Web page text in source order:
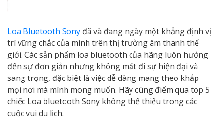
Loa Bluetooth Sony đã và đang ngày một khẳng định vị
trí vững chắc của mình trên thị trường âm thanh thế
giới. Các sản phẩm loa bluetooth của hãng luôn hướng
đến sự đơn giản nhưng không mất đi sự hiện đại và
sang trọng, đặc biệt là việc dễ dàng mang theo khắp
mọi nơi mà mình mong muốn. Hãy cùng điểm qua top 5
chiếc Loa bluetooth Sony không thể thiếu trong các
cuộc vui du lịch.